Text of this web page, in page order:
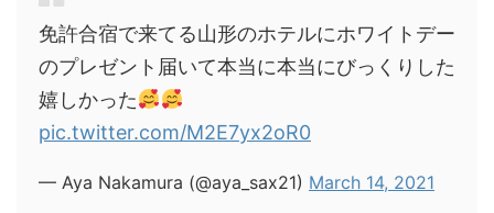
免許合宿で来てる山形のホテルにホワイトデー
のプレゼント届いて本当に本当にびっくりした
嬉しかった
pic.twitter.com/M2E7yx2oR0
— Aya Nakamura (@aya_sax21) March 14, 2021